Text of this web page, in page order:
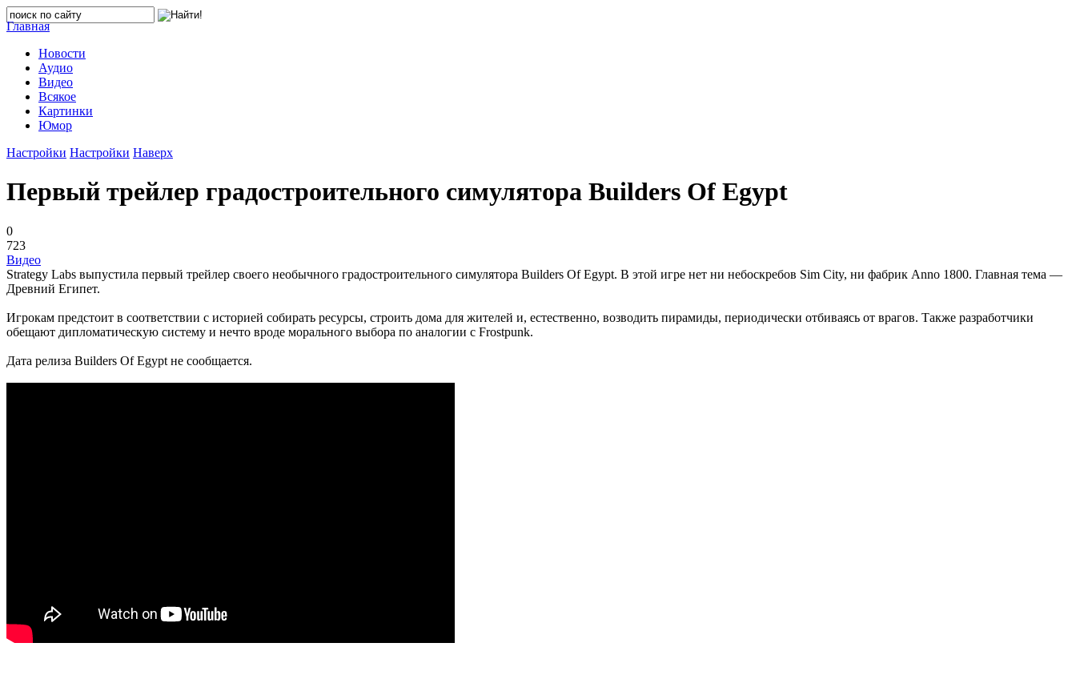
Главная
Новости
Аудио
Видео
Всякое
Картинки
Юмор
Настройки Настройки Наверх
Первый трейлер градостроительного симулятора Builders Of Egypt
0
723
Видео
Strategy Labs выпустила первый трейлер своего необычного градостроительного симулятора Builders Of Egypt. В этой игре нет ни небоскребов Sim City, ни фабрик Anno 1800. Главная тема —
Древний Египет.
Игрокам предстоит в соответствии с историей собирать ресурсы, строить дома для жителей и, естественно, возводить пирамиды, периодически отбиваясь от врагов. Также разработчики
обещают дипломатическую систему и нечто вроде морального выбора по аналогии с Frostpunk.
Дата релиза Builders Of Egypt не сообщается.